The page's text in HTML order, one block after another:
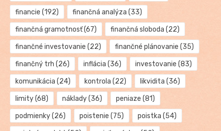
financie (192) finančná analýza (33)
finančná gramotnosť(67) finančná sloboda (22)
finančné investovanie (22) finančné plánovanie (35)
finančný trh (26) inflácia (36) investovanie (83)
komunikácia (24) kontrola (22) likvidita (36)
limity(68) náklady(36) peniaze (81)
podmienky(26) poistenie (75) poistka (54)